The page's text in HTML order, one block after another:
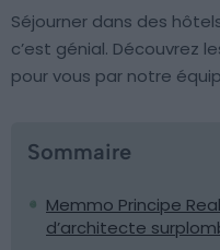
Séjourner dans des
c’est génial. Découvrez
pour vous par notre
Sommaire
Memmo Principe
d’architecte